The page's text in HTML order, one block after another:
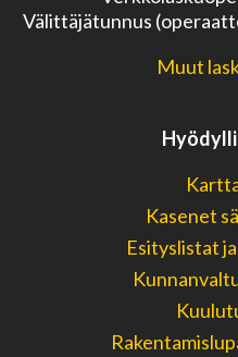
Välittäjätunnus
Muut
Kasenet
Esityslistat